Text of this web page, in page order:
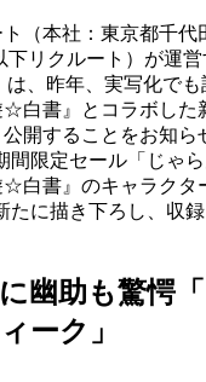
（本社：東京都千代
下リクルート）が運
は、昨年、実写化で
白書』とコラボした
開することをお知ら
間限定セール「じゃ
白書』のキャラクタ
たに描き下ろし、収
幽助も驚愕
ーク」